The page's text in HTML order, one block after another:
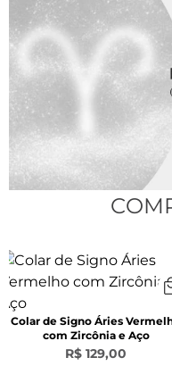
Pingente Redondo
Largura:
1,1 mm
Material:
Aço
Pingente Pedra
Largura:
9,5 mm x
Material: Pedra
Pingente Key
Colar de Signo Áries
com Zircônia e Aço
R$ 129,00